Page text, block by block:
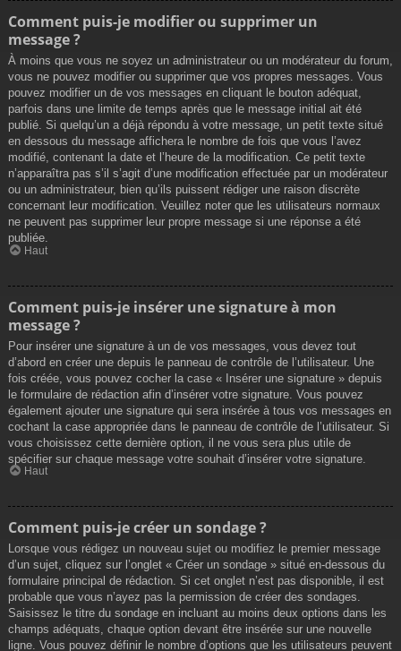
Comment puis-je modifier ou supprimer un
message ?
À moins que vous ne soyez un administrateur ou un modérateur du forum,
vous ne pouvez modifier ou supprimer que vos propres messages. Vous
pouvez modifier un de vos messages en cliquant le bouton adéquat,
parfois dans une limite de temps après que le message initial ait été
publié. Si quelqu’un a déjà répondu à votre message, un petit texte situé
en dessous du message affichera le nombre de fois que vous l’avez
modifié, contenant la date et l’heure de la modification. Ce petit texte
n’apparaîtra pas s’il s’agit d’une modification effectuée par un modérateur
ou un administrateur, bien qu’ils puissent rédiger une raison discrète
concernant leur modification. Veuillez noter que les utilisateurs normaux
ne peuvent pas supprimer leur propre message si une réponse a été
publiée.
Haut
Comment puis-je insérer une signature à mon
message ?
Pour insérer une signature à un de vos messages, vous devez tout
d’abord en créer une depuis le panneau de contrôle de l’utilisateur. Une
fois créée, vous pouvez cocher la case « Insérer une signature » depuis
le formulaire de rédaction afin d’insérer votre signature. Vous pouvez
également ajouter une signature qui sera insérée à tous vos messages en
cochant la case appropriée dans le panneau de contrôle de l’utilisateur. Si
vous choisissez cette dernière option, il ne vous sera plus utile de
spécifier sur chaque message votre souhait d’insérer votre signature.
Haut
Comment puis-je créer un sondage ?
Lorsque vous rédigez un nouveau sujet ou modifiez le premier message
d’un sujet, cliquez sur l’onglet « Créer un sondage » situé en-dessous du
formulaire principal de rédaction. Si cet onglet n’est pas disponible, il est
probable que vous n’ayez pas la permission de créer des sondages.
Saisissez le titre du sondage en incluant au moins deux options dans les
champs adéquats, chaque option devant être insérée sur une nouvelle
ligne. Vous pouvez définir le nombre d’options que les utilisateurs peuvent